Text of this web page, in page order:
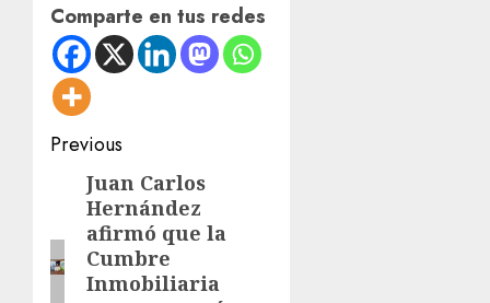
Comparte en tus redes
Post
navigation
Previous
Previous
post:
Juan Carlos
Hernández
afirmó que la
Cumbre
Inmobiliaria